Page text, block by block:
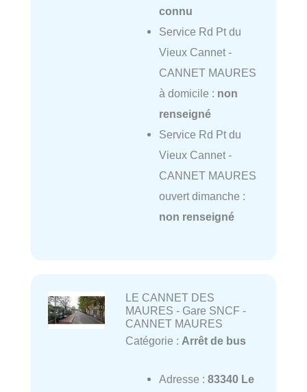
connu
Service Rd Pt du
Vieux Cannet -
CANNET MAURES
à domicile : non
renseigné
Service Rd Pt du
Vieux Cannet -
CANNET MAURES
ouvert dimanche :
non renseigné
LE CANNET DES
MAURES - Gare SNCF -
CANNET MAURES
Catégorie : Arrêt de bus
Adresse : 83340 Le